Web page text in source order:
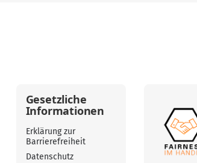
Gesetzliche
Informationen
Erklärung zur
Barrierefreiheit
Datenschutz